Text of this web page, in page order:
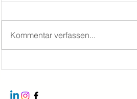
Kommentar verfassen...